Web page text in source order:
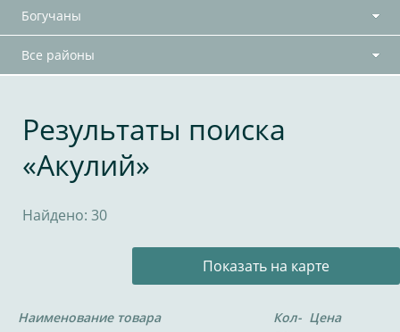
Богучаны
Все районы
Результаты поиска
«Акулий»
Найдено: 30
Показать на карте
Наименование товара
Кол- Цена